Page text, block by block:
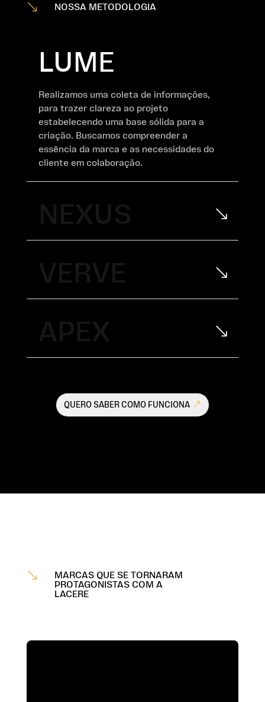
' NOSSA METODOLOGIA
LUME
Realizamos uma coleta de informações,
para trazer clareza ao projeto
estabelecendo uma base sólida para a
criação. Buscamos compreender a
essência da marca e as necessidades do
cliente em colaboração.
QUERO SABER COMO FUNCIONA
'
MARCAS QUE SE TORNARAM
PROTAGONISTAS COM A
LACERE